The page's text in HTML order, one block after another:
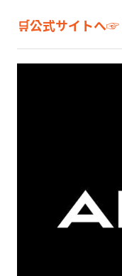
🛒公式サイトへ☞